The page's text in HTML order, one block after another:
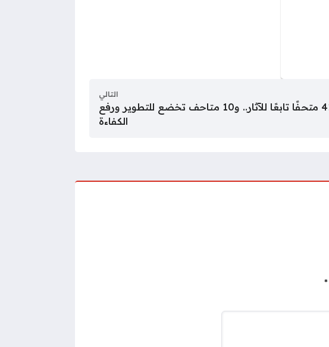
التالي
حميدة: 41 متحفًا تابعًا للآثار.. و10 متاحف تخضع للتطوير ورفع
الكفاءة
*